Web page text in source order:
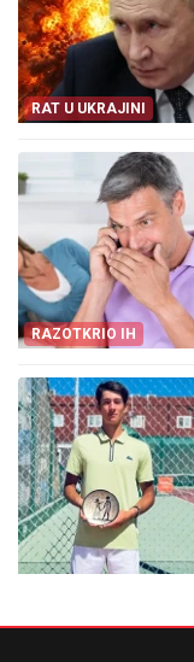
RAT U UKRAJINI
RAZOTKRIO IH